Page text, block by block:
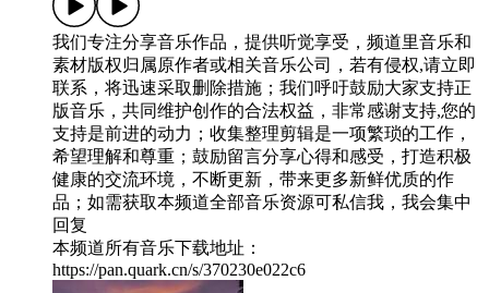
我们专注分享音乐作品，提供听觉享受，频道里音乐和
素材版权归属原作者或相关音乐公司，若有侵权,请立即
联系，将迅速采取删除措施；我们呼吁鼓励大家支持正
版音乐，共同维护创作的合法权益，非常感谢支持,您的
支持是前进的动力；收集整理剪辑是一项繁琐的工作，
希望理解和尊重；鼓励留言分享心得和感受，打造积极
健康的交流环境，不断更新，带来更多新鲜优质的作
品；如需获取本频道全部音乐资源可私信我，我会集中
回复
本频道所有音乐下载地址：
https://pan.quark.cn/s/370230e022c6